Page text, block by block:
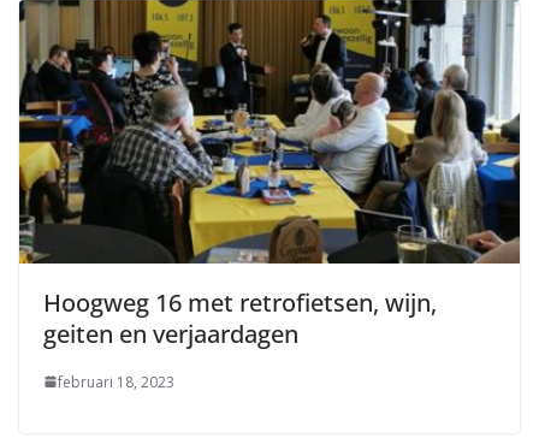
Hoogweg 16 met retrofietsen, wijn,
geiten en verjaardagen
februari 18, 2023